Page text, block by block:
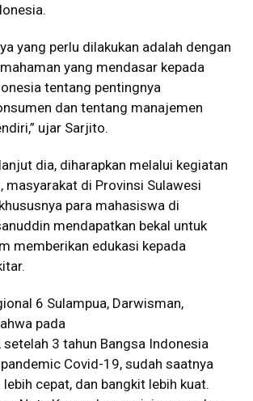
yang perlu dilakukan adalah dengan
yang mendasar kepada
tentang pentingnya
dan tentang manajemen
ujar Sarjito.
dia, diharapkan melalui kegiatan
masyarakat di Provinsi Sulawesi
para mahasiswa di
mendapatkan bekal untuk
memberikan edukasi kepada
6 Sulampua, Darwisman,
pada
setelah 3 tahun Bangsa Indonesia
Covid-19, sudah saatnya
cepat, dan bangkit lebih kuat.